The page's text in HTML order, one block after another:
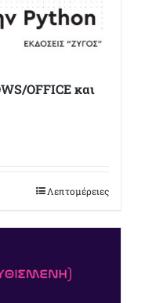
OFFICE και
Λεπτομέρειες